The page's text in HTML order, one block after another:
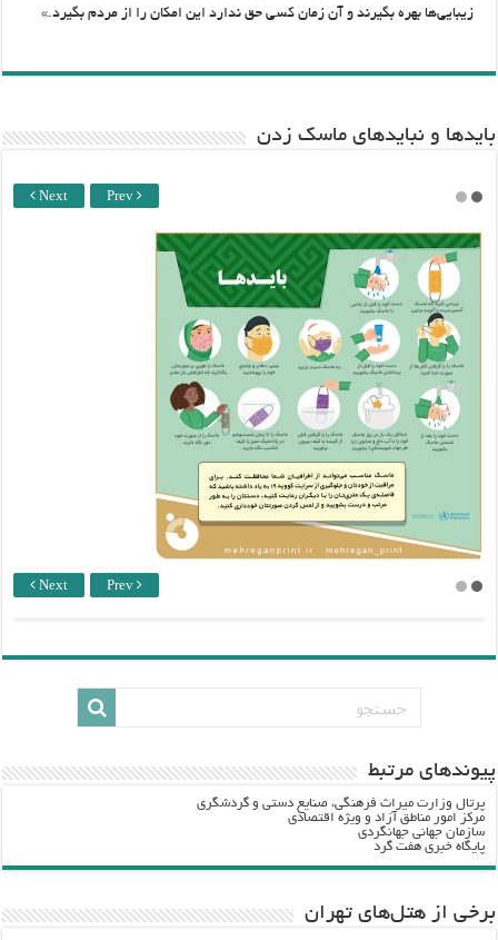
زیبایی‌ها بهره بگیرند و آن زمان کسی حق ندارد این امکان را از مردم بگیرد.»
باید‌ها و نبایدهای ماسک زدن
Next Prev
Next Prev
پيوندهاي مرتبط
پرتال وزارت ميراث فرهنگي، صنایع دستی و گردشگري
مرکز امور مناطق آزاد و ویژه اقتصادی
سازمان جهانی جهانگردی
پایگاه خبری هفت گرد
برخی از هتل‌های تهران